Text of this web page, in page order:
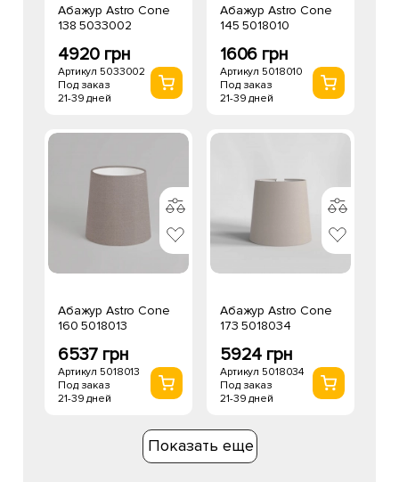
Абажур Astro Cone
138 5033002
4920 грн
Артикул 5033002
Под заказ
21-39 дней
Абажур Astro Cone
145 5018010
1606 грн
Артикул 5018010
Под заказ
21-39 дней
Абажур Astro Cone
160 5018013
6537 грн
Артикул 5018013
Под заказ
21-39 дней
Абажур Astro Cone
173 5018034
5924 грн
Артикул 5018034
Под заказ
21-39 дней
Показать еще